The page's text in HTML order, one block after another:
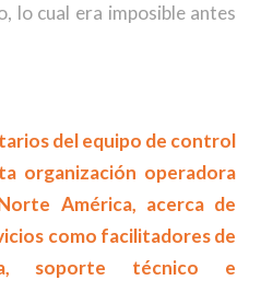
lo cual era imposible antes
del equipo de control
organización operadora
América, acerca de
como facilitadores de
soporte técnico e